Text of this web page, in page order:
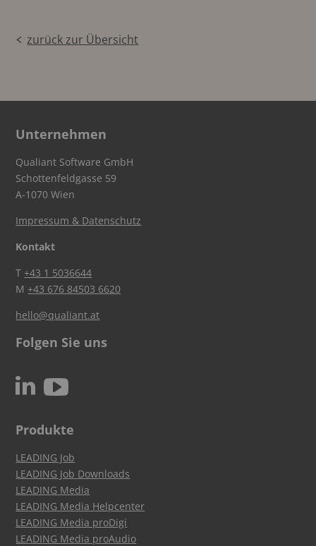
zurück zur Übersicht
Unternehmen
Qualiant Software GmbH
Schottenfeldgasse 59
A-1070 Wien
Impressum & Datenschutz
Kontakt
T+43 1 5036644
M+43 676 84503 6620
hello@qualiant.at
Folgen Sie uns
N c
Produkte
LEADING Job
LEADING Job Downloads
LEADING Media
LEADING Media Helpcenter
LEADING Media proDigi
LEADING Media proAudio